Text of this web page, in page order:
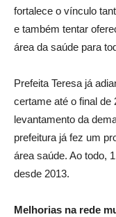
fortalece o vínculo
e também tentar
área da saúde para
Prefeita Teresa já
certame até o final de
levantamento da
prefeitura já fez um
área saúde. Ao todo,
desde 2013.
Melhorias na rede